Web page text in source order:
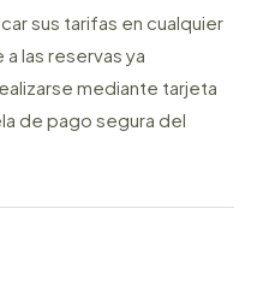
sus tarifas en cualquier
las reservas ya
mediante tarjeta
de pago segura del